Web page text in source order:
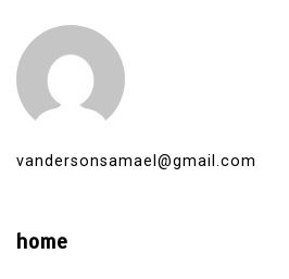
vandersonsamael@gmail.com
home